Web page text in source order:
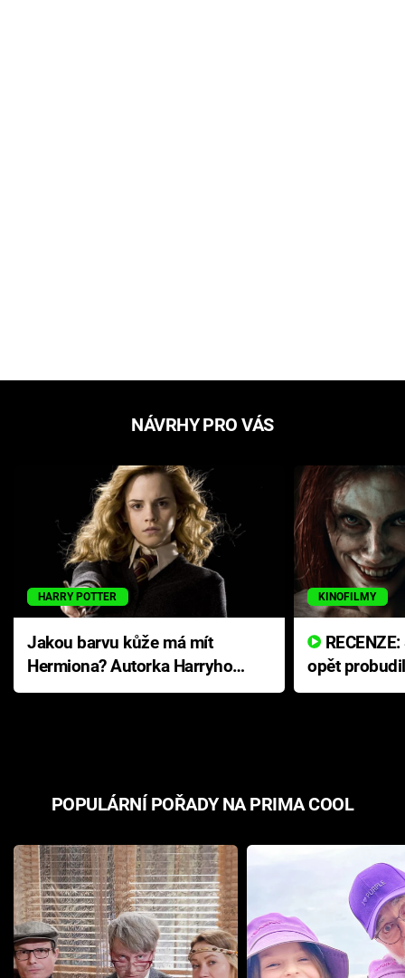
NÁVRHY PRO VÁS
HARRY POTTER
Jakou barvu kůže má mít
Hermiona? Autorka Harryho
Pottera přišla s ráznou
KINOFILMY
opět
přichází s
POPULÁRNÍ POŘADY NA PRIMA COOL